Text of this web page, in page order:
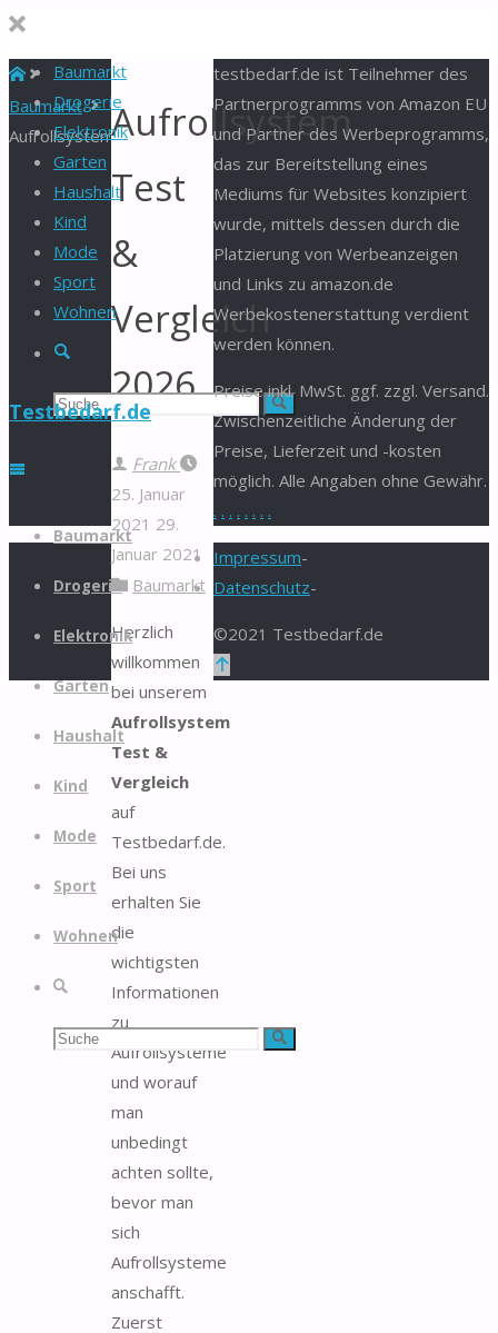
Baumarkt
Drogerie
Elektronik
Garten
Haushalt
Kind
Mode
Sport
Wohnen
Suche
Suchen Suche
Testbedarf.de
Zum
springen
Baumarkt
Drogerie
Elektronik
Garten
Haushalt
Kind
Mode
Sport
Wohnen
Suche
Suchen Suche
Start
Baumarkt
AufrollsystemAufrollsystem
Test
&
Vergleich
2026
Frank
25. Januar
2021 29.
Januar 2021
Baumarkt
Herzlich
willkommen
bei unserem
Aufrollsystem
Test &
Vergleich
auf
Testbedarf.de.
Bei uns
erhalten Sie
die
wichtigsten
Informationen
zu
Aufrollsysteme
und worauf
man
unbedingt
achten sollte,
bevor man
sich
Aufrollsysteme
anschafft.
Zuerst
testbedarf.de ist Teilnehmer des
Partnerprogramms von Amazon EU
und Partner des Werbeprogramms,
das zur Bereitstellung eines
Mediums für Websites konzipiert
wurde, mittels dessen durch die
Platzierung von Werbeanzeigen
und Links zu amazon.de
Werbekostenerstattung verdient
werden können.
Preise inkl. MwSt. ggf. zzgl. Versand.
Zwischenzeitliche Änderung der
Preise, Lieferzeit und -kosten
möglich. Alle Angaben ohne Gewähr.
. . . . . . . .
Impressum-
Datenschutz-
©2021 Testbedarf.de
Zurück
oben